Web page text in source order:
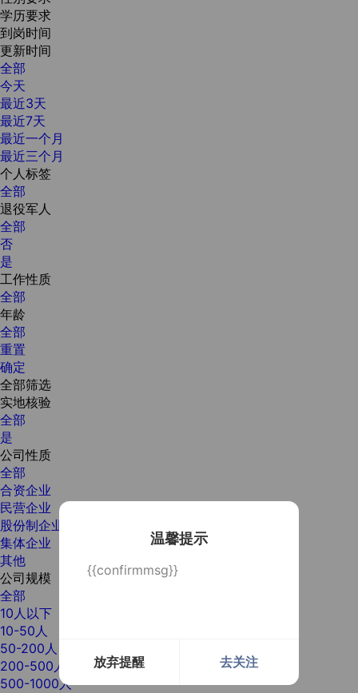
温馨提示
{{confirmmsg}}
放弃提醒 去关注
学历要求
到岗时间
更新时间
全部
今天
最近3天
最近7天
最近一个月
最近三个月
个人标签
全部
退役军人
全部
否
是
工作性质
全部
年龄
全部
重置
确定
全部筛选
实地核验
全部
是
公司性质
全部
合资企业
民营企业
股份制企业
集体企业
其他
公司规模
全部
10人以下
10-50人
50-200人
200-500人
500-1000人